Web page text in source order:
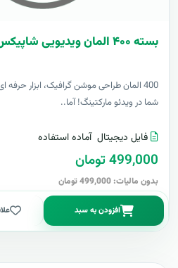
بسته ۴۰۰ المان ویدیویی شاپیکس موشن گرافیک
400 المان طراحی موشن گرافیک، ابزار
شما در ویدئو مارکتینگ! آما..
فایل دیجیتال آماده استفاده
499,000 تومان
بدون مالیات: 499,000 تومان
افزودن به سبد